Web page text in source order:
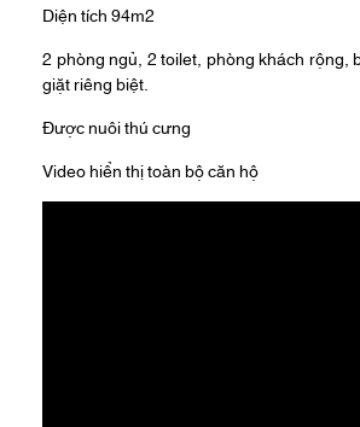
Diện tích 94m2
2 phòng ngủ, 2 toilet, phòng khách rộng,
giặt riêng biệt.
Được nuôi thú cưng
Video hiển thị toàn bộ căn hộ